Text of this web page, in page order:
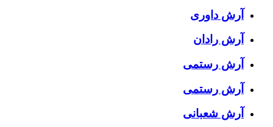
آرش داوری
آرش رادان
آرش رستمى
آرش رستمی
آرش شعبانی